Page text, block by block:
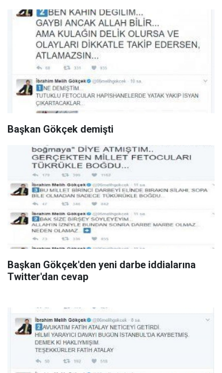
Başkan Gökçek demişti
Başkan Gökçek'den yeni darbe iddialarına
Twitter'dan cevap